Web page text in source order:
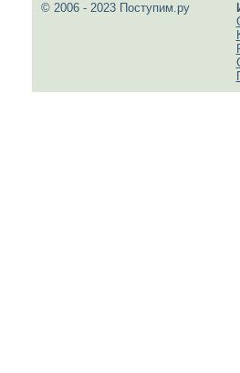
© 2006 - 2023 Поступим.ру